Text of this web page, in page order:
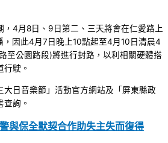
，4月8日、9日第二、三天將會在仁愛路上
因此4月7日晚上10點起至4月10日清晨4
至公園路段)將進行封路，以利相關硬體搭
駛。
大日音樂節」活動官方網站及「屏東縣政
詢。
與保全默契合作助失主失而復得